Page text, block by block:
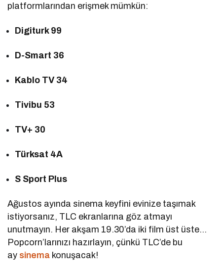
platformlarından erişmek mümkün:
Digiturk 99
D-Smart 36
Kablo TV 34
Tivibu 53
TV+ 30
Türksat 4A
S Sport Plus
Ağustos ayında sinema keyfini evinize taşımak
istiyorsanız, TLC ekranlarına göz atmayı
unutmayın. Her akşam 19.30’da iki film üst üste…
Popcorn’larınızı hazırlayın, çünkü TLC’de bu
ay sinema konuşacak!